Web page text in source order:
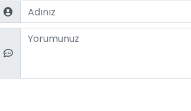
Name
Comment